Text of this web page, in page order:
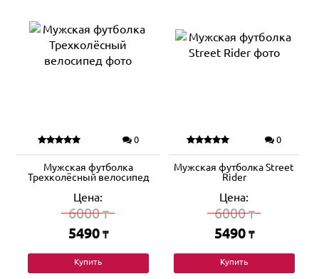
0
Мужская футболка
Трехколёсный велосипед
Цена:
6000₸
5490 ₸
Купить
0
Мужская футболка Street
Rider
Цена:
6000₸
5490 ₸
Купить